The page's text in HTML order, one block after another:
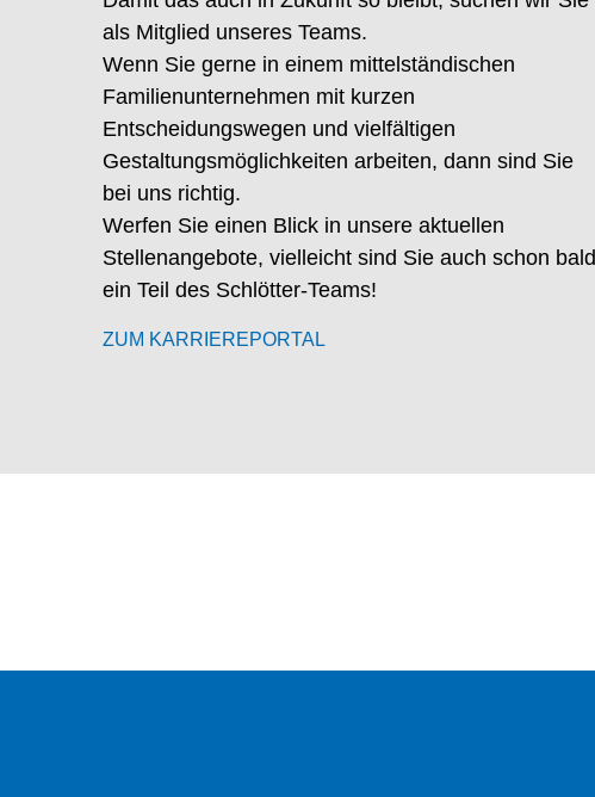
als Mitglied unseres Teams.
Wenn Sie gerne in einem mittelständischen
Familienunternehmen mit kurzen
Entscheidungswegen und vielfältigen
Gestaltungsmöglichkeiten arbeiten, dann sind Sie
bei uns richtig.
Werfen Sie einen Blick in unsere aktuellen
Stellenangebote, vielleicht sind Sie auch schon bald
ein Teil des Schlötter-Teams!
ZUM KARRIEREPORTAL